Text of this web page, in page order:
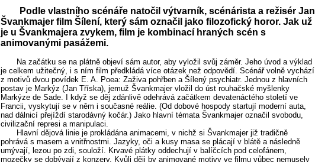
Podle vlastního scénáře natočil výtvarník, scénárista a režisér Jan
Švankmajer film Šílení, který sám označil jako filozofický horor. Jak už
je u Švankmajera zvykem, film je kombinací hraných scén s
animovanými pasážemi.
Na začátku se na plátně objeví sám autor, aby vyložil svůj záměr. Jeho úvod a výklad
je celkem užitečný, i s ním film předkládá více otázek než odpovědí. Scénář volně vychází
z motivů dvou povídek E. A. Poea: Zaživa pohřben a Šílený psychiatr. Jednou z hlavních
postav je Markýz (Jan Tříska), jemuž Švankmajer vložil do úst rouhačské myšlenky
Markýze de Sade. I když se děj zdánlivě odehrává začátkem devatenáctého století ve
Francii, vyskytují se v něm i současné reálie. (Od dobové hospody startují moderní auta,
nad dálnicí přejíždí starodávný kočár.) Jako hlavní témata Švankmajer označil svobodu,
civilizační represi a manipulaci.
Hlavní dějová linie je prokládána animacemi, v nichž si Švankmajer již tradičně
pohrává s masem a vnitřnostmi. Jazyky, oči a kusy masa se plácají v blátě a následně
umývají, lezou po zdi, souloží. Krvavé plátky oddechují v balíčcích pod celofánem,
mozečky se dobývají z konzerv. Kvůli ději by animované motivy ve filmu vůbec nemusely